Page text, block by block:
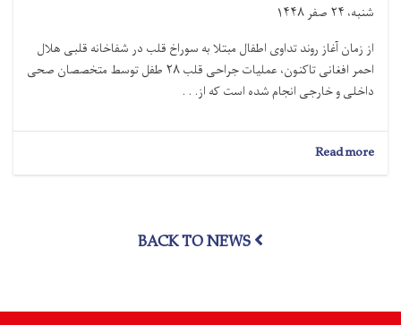
شنبه، ۲۴ صفر ۱۴۴۸
از زمان آغاز روند تداوی اطفال مبتلا به سوراخ قلب در شفاخانه قلبی هلال
احمر افغانی تاکنون، عملیات جراحی قلب ۲۸ طفل توسط متخصصان صحی
داخلی و خارجی انجام شده است که از. . .
Read more
کابل؛
قلب
BACK TO NEWS